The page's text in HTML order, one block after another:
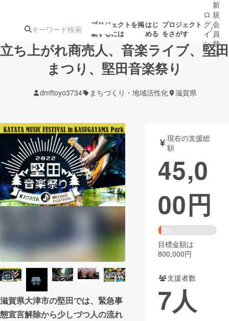
プロジェクトを掲
載するには
はじ
める
プロジェクト
をさがす
ターン
ジェクト
募集終了が近いプ
ロジェクト
もうすぐ公開
されます
アート・写真 音楽
テクノロジー・ガジェット ゲーム・
映像・映画 書籍・雑誌
チャレンジ
まちづくり・地域活性化
CAMPFIRE for Social Good CAMPFIRE Creation
CAMPFIREふるさと納税machi-ya コミュニティ
ロ
グ
イ
ン
/
新
規
会
員
登
録
立ち上がれ商売人、音楽ライブ、堅田
まつり、堅田音楽祭り
dmftoyo3734 まちづくり・地域活性化 滋賀県
滋賀県大津市の堅田では、緊急事
態宣言解除から少しづつ人の流れ
現在の支援総
額
45,0
00円
5%
目標金額は
800,000円
支援者数
7人